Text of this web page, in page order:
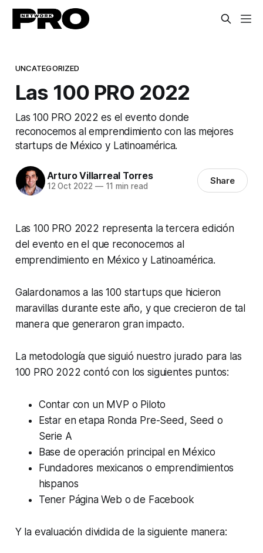
UNCATEGORIZED
Las 100 PRO 2022
Las 100 PRO 2022 es el evento donde
reconocemos al emprendimiento con las mejores
startups de México y Latinoamérica.
Arturo Villarreal Torres
12 Oct 2022 —11 min read Share
Las 100 PRO 2022 representa la tercera edición
del evento en el que reconocemos al
emprendimiento en México y Latinoamérica.
Galardonamos a las 100 startups que hicieron
maravillas durante este año, y que crecieron de tal
manera que generaron gran impacto.
La metodología que siguió nuestro jurado para las
100 PRO 2022 contó con los siguientes puntos:
Contar con un MVP o Piloto
Estar en etapa Ronda Pre-Seed, Seed o
Serie A
Base de operación principal en México
Fundadores mexicanos o emprendimientos
hispanos
Tener Página Web o de Facebook
Y la evaluación dividida de la siguiente manera: